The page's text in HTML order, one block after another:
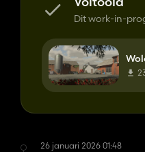
Dit work-in-
26 januari 2026 01:48